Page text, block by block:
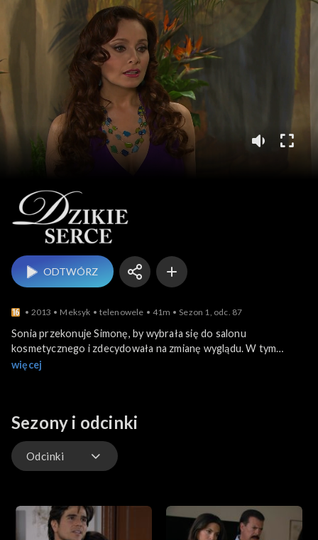
Dzikie serce
ODTWÓRZ
2013 Meksyk telenowele 41m Sezon 1, odc. 87
Sonia przekonuje Simonę, by wybrała się do salonu
kosmetycznego i zdecydowała na zmianę wyglądu. W tym
samym czasie Maricruz wysuwa wobec gubernatora pomysł,
więcej
Sezony i odcinki
Odcinki